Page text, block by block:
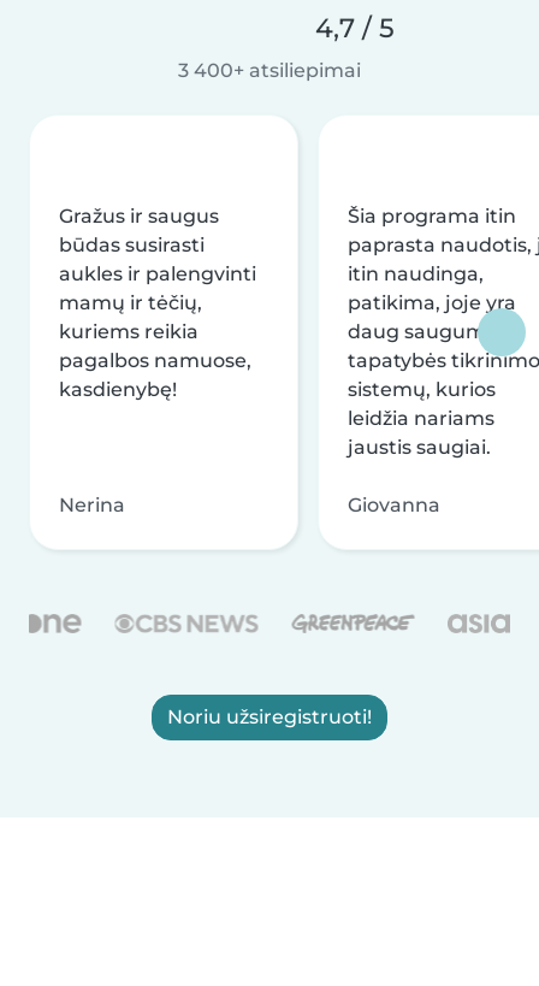
4,7 / 5
3 400+ atsiliepimai
Gražus ir saugus
būdas susirasti
aukles ir palengvinti
mamų ir tėčių,
kuriems reikia
pagalbos namuose,
kasdienybę!
Nerina
Šia programa itin
paprasta naudotis,
itin naudinga,
patikima, joje yra
daug saugumo ir
tapatybės tikrinimo
sistemų, kurios
leidžia nariams
jaustis saugiai.
Giovanna
Noriu užsiregistruoti!